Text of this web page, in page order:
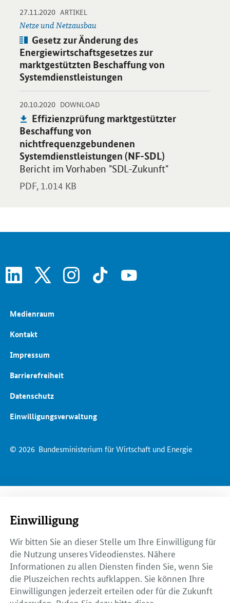
27.11.2020 -
ARTIKEL
Netze und Netzausbau
Artikel:
Gesetz zur Änderung des
Energiewirtschaftsgesetzes zur
marktgestützten Beschaffung von
Systemdienstleistungen
Öffnet Einzelsicht
20.10.2020 -
DOWNLOAD-
Publikation:
Effizienzprüfung marktgestützter
Beschaffung von
nichtfrequenzgebundenen
Systemdienstleistungen (NF-SDL)
Bericht im Vorhaben "SDL-Zukunft"
PDF, 1.014 KB
Öffnet PDF "Effizienzprüfung marktgestützter Beschaffung
linkedin instagram tiktok youtube
© 2026 Bundesministerium für Wirtschaft und Energie
Medienraum
Kontakt
Impressum
Barrierefreiheit
Datenschutz
Einwilligungsverwaltung
Einwilligung
Wir bitten Sie an dieser Stelle um Ihre Einwilligung für
die Nutzung unseres Videodienstes. Nähere
Informationen zu allen Diensten finden Sie, wenn Sie
die Pluszeichen rechts aufklappen. Sie können Ihre
Einwilligungen jederzeit erteilen oder für die Zukunft